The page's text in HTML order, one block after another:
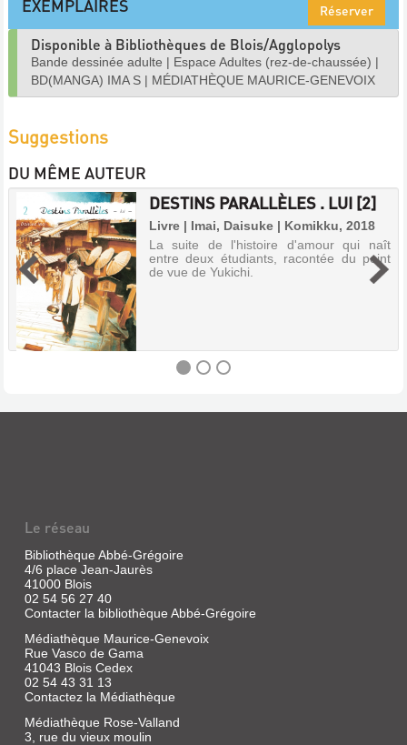
EXEMPLAIRES Réserver
Disponible à Bibliothèques de Blois/Agglopolys
Bande dessinée adulte | Espace Adultes (rez-de-chaussée) |
BD(MANGA) IMA S | MÉDIATHÈQUE MAURICE-GENEVOIX
Suggestions
DU MÊME AUTEUR
DESTINS PARALLÈLES . LUI [2]
Livre | Imai, Daisuke | Komikku, 2018
La suite de l'histoire d'amour qui naît
entre deux étudiants, racontée du point
de vue de Yukichi.
Livre
Imai,
Daisuke
Komikku,
2018
La
suite
de
l'histoire
qui
naît
Le réseau
Bibliothèque Abbé-Grégoire
4/6 place Jean-Jaurès
41000 Blois
02 54 56 27 40
Contacter la bibliothèque Abbé-Grégoire
Médiathèque Maurice-Genevoix
Rue Vasco de Gama
41043 Blois Cedex
02 54 43 31 13
Contactez la Médiathèque
Médiathèque Rose-Valland
3, rue du vieux moulin